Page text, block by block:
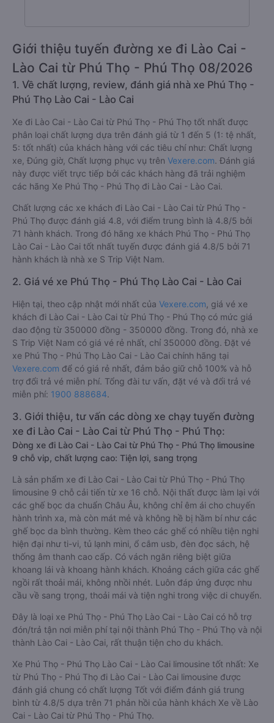
Giới thiệu tuyến đường xe đi Lào Cai -
Lào Cai từ Phú Thọ - Phú Thọ 08/2026
1. Về chất lượng, review, đánh giá nhà xe Phú Thọ -
Phú Thọ Lào Cai - Lào Cai
Xe đi Lào Cai - Lào Cai từ Phú Thọ - Phú Thọ tốt nhất được
phân loại chất lượng dựa trên đánh giá từ 1 đến 5 (1: tệ nhất,
5: tốt nhất) của khách hàng với các tiêu chí như: Chất lượng
xe, Đúng giờ, Chất lượng phục vụ trên Vexere.com. Đánh giá
này được viết trực tiếp bởi các khách hàng đã trải nghiệm
các hãng Xe Phú Thọ - Phú Thọ đi Lào Cai - Lào Cai.
Chất lượng các xe khách đi Lào Cai - Lào Cai từ Phú Thọ -
Phú Thọ được đánh giá 4.8, với điểm trung bình là 4.8/5 bởi
71 hành khách. Trong đó hãng xe khách Phú Thọ - Phú Thọ
Lào Cai - Lào Cai tốt nhất tuyến được đánh giá 4.8/5 bởi 71
hành khách là nhà xe S Trip Việt Nam.
2. Giá vé xe Phú Thọ - Phú Thọ Lào Cai - Lào Cai
Hiện tại, theo cập nhật mới nhất của Vexere.com , giá vé xe
khách đi Lào Cai - Lào Cai từ Phú Thọ - Phú Thọ có mức giá
dao động từ 350000 đồng - 350000 đồng. Trong đó, nhà xe
S Trip Việt Nam có giá vé rẻ nhất, chỉ 350000 đồng. Đặt vé
xe Phú Thọ - Phú Thọ Lào Cai - Lào Cai chính hãng tại
Vexere.com để có giá rẻ nhất, đảm bảo giữ chỗ 100% và hỗ
trợ đổi trả vé miễn phí. Tổng đài tư vấn, đặt vé và đổi trả vé
miễn phí: 1900 888684.
3. Giới thiệu, tư vấn các dòng xe chạy tuyến đường
xe đi Lào Cai - Lào Cai từ Phú Thọ - Phú Thọ:
Dòng xe đi Lào Cai - Lào Cai từ Phú Thọ - Phú Thọ limousine
9 chỗ vip, chất lượng cao: Tiện lợi, sang trọng
Là sản phẩm xe đi Lào Cai - Lào Cai từ Phú Thọ - Phú Thọ
limousine 9 chỗ cải tiến từ xe 16 chỗ. Nội thất được làm lại với
các ghế bọc da chuẩn Châu Âu, không chỉ êm ái cho chuyến
hành trình xa, mà còn mát mẻ và không hề bị hầm bí như các
ghế bọc da bình thường. Kèm theo các ghế có nhiều tiện nghi
hiện đại như ti-vi, tủ lạnh mini, ổ cắm usb, đèn đọc sách, hệ
thống âm thanh cao cấp. Có vách ngăn riêng biệt giữa
khoang lái và khoang hành khách. Khoảng cách giữa các ghế
ngồi rất thoải mái, không nhồi nhét. Luôn đáp ứng được nhu
cầu về sang trọng, thoải mái và tiện nghi trong việc di chuyển.
Đây là loại xe Phú Thọ - Phú Thọ Lào Cai - Lào Cai có hỗ trợ
đón/trả tận nơi miễn phí tại nội thành Phú Thọ - Phú Thọ và nội
thành Lào Cai - Lào Cai, rất thuận tiện cho du khách.
Xe Phú Thọ - Phú Thọ Lào Cai - Lào Cai limousine tốt nhất: Xe
từ Phú Thọ - Phú Thọ đi Lào Cai - Lào Cai limousine được
đánh giá chung có chất lượng Tốt với điểm đánh giá trung
bình từ 4.8/5 dựa trên 71 phản hồi của hành khách Xe về Lào
Cai - Lào Cai từ Phú Thọ - Phú Thọ.